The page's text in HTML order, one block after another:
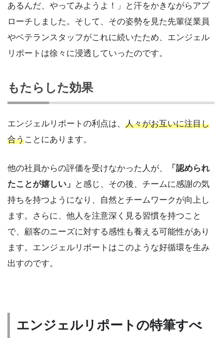
あるんだ、やってみようよ！」と汗をかきながらアプ
ローチしました。そして、その姿勢を見た先輩従業員
やベテランスタッフがこれに続いたため、エンジェル
リポートは徐々に浸透していったのです。
もたらした効果
エンジェルリポートの利点は、 人々がお互いに注目し
合うことにあります。
他の社員からの評価を受けなかった人が、
「認められ
たことが嬉しい」
と感じ、その後、チームに感謝の気
持ちを持つようになり、自然とチームワークが向上し
ます。さらに、他人を注意深く見る習慣を持つこと
で、顧客のニーズに対する感性も養える可能性があり
ます。エンジェルリポートはこのような好循環を生み
出すのです。
エンジェルリポートの特筆すべ